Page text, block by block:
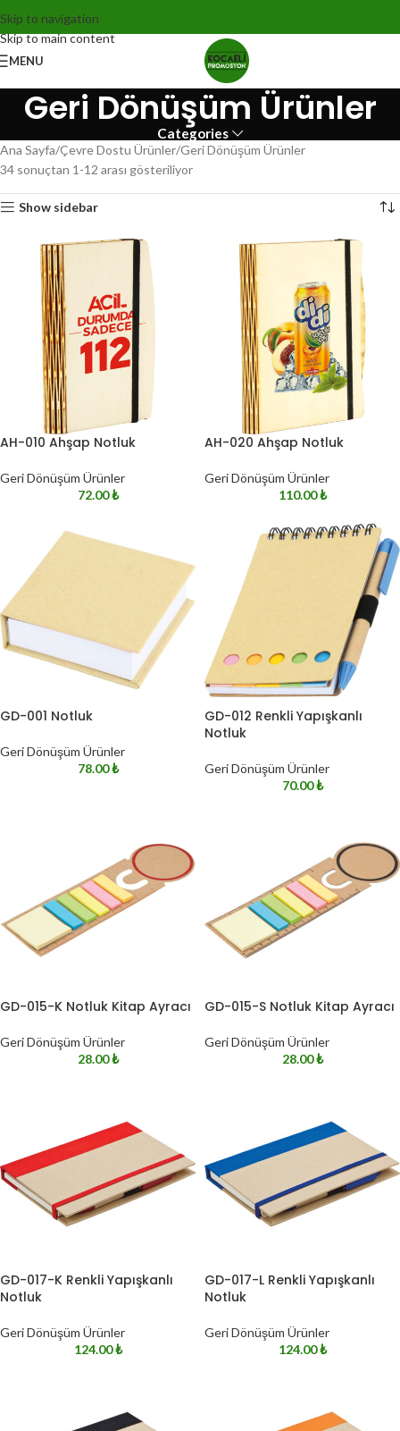
Skip to navigation
Skip to main content
MENU
Geri Dönüşüm Ürünler
Categories
Ana Sayfa Çevre Dostu Ürünler Geri Dönüşüm Ürünler
34 sonuçtan 1-12 arası gösteriliyor
Show sidebar
AH-010 Ahşap Notluk
Geri Dönüşüm Ürünler
72.00₺
AH-020 Ahşap Notluk
Geri Dönüşüm Ürünler
110.00₺
GD-001 Notluk
Geri Dönüşüm Ürünler
78.00₺
GD-012 Renkli Yapışkanlı
Notluk
Geri Dönüşüm Ürünler
70.00₺
GD-015-K Notluk Kitap Ayracı
Geri Dönüşüm Ürünler
28.00₺
GD-015-S Notluk Kitap Ayracı
Geri Dönüşüm Ürünler
28.00₺
GD-017-K Renkli Yapışkanlı
Notluk
Geri Dönüşüm Ürünler
124.00₺
GD-017-L Renkli Yapışkanlı
Notluk
Geri Dönüşüm Ürünler
124.00₺